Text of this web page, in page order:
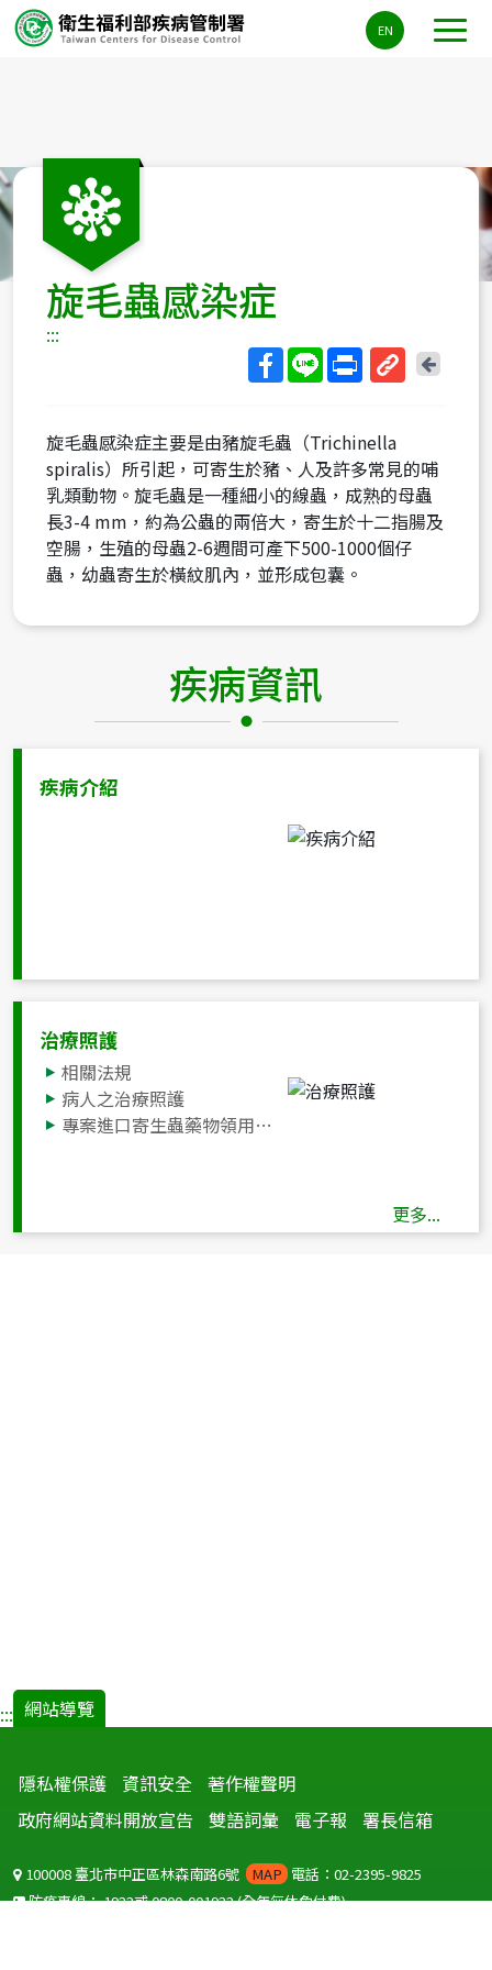
要
EN
旋毛蟲感染症
:::
短
網
址
回
旋毛蟲感染症主要是由豬旋毛蟲（Trichinella
spiralis）所引起，可寄生於豬、人及許多常見的哺
乳類動物。旋毛蟲是一種細小的線蟲，成熟的母蟲
長3-4 mm，約為公蟲的兩倍大，寄生於十二指腸及
空腸，生殖的母蟲2-6週間可產下500-1000個仔
蟲，幼蟲寄生於橫紋肌內，並形成包囊。
疾病資訊
疾病介紹
治療照護
相關法規
病人之治療照護
專案進口寄生蟲藥物領用標準流程
更多...
::: 網站導覽
隱私權保護 資訊安全 著作權聲明
政府網站資料開放宣告
雙語詞彙 電子報 署長信箱
100008 臺北市中正區林森南路6號 MAP 電話：02-2395-9825
防疫專線：1922或0800-001922(全年無休免付費)